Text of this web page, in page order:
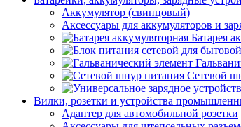
Аккумулятор (свинцовый)
Аксессуары для аккумуляторов и
Батарея
Сетевой
Вилки, розетки и устройства
Адаптер для автомобильной розетки